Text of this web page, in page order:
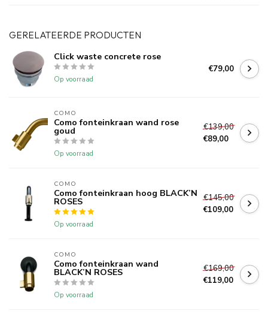
GERELATEERDE PRODUCTEN
Click waste concrete rose
Op voorraad
€79,00
COMO
Como fonteinkraan wand rose
goud
Op voorraad
€139,00
€89,00
COMO
Como fonteinkraan hoog BLACK’N
ROSES
Op voorraad
€145,00
€109,00
COMO
Como fonteinkraan wand
BLACK’N ROSES
Op voorraad
€169,00
€119,00